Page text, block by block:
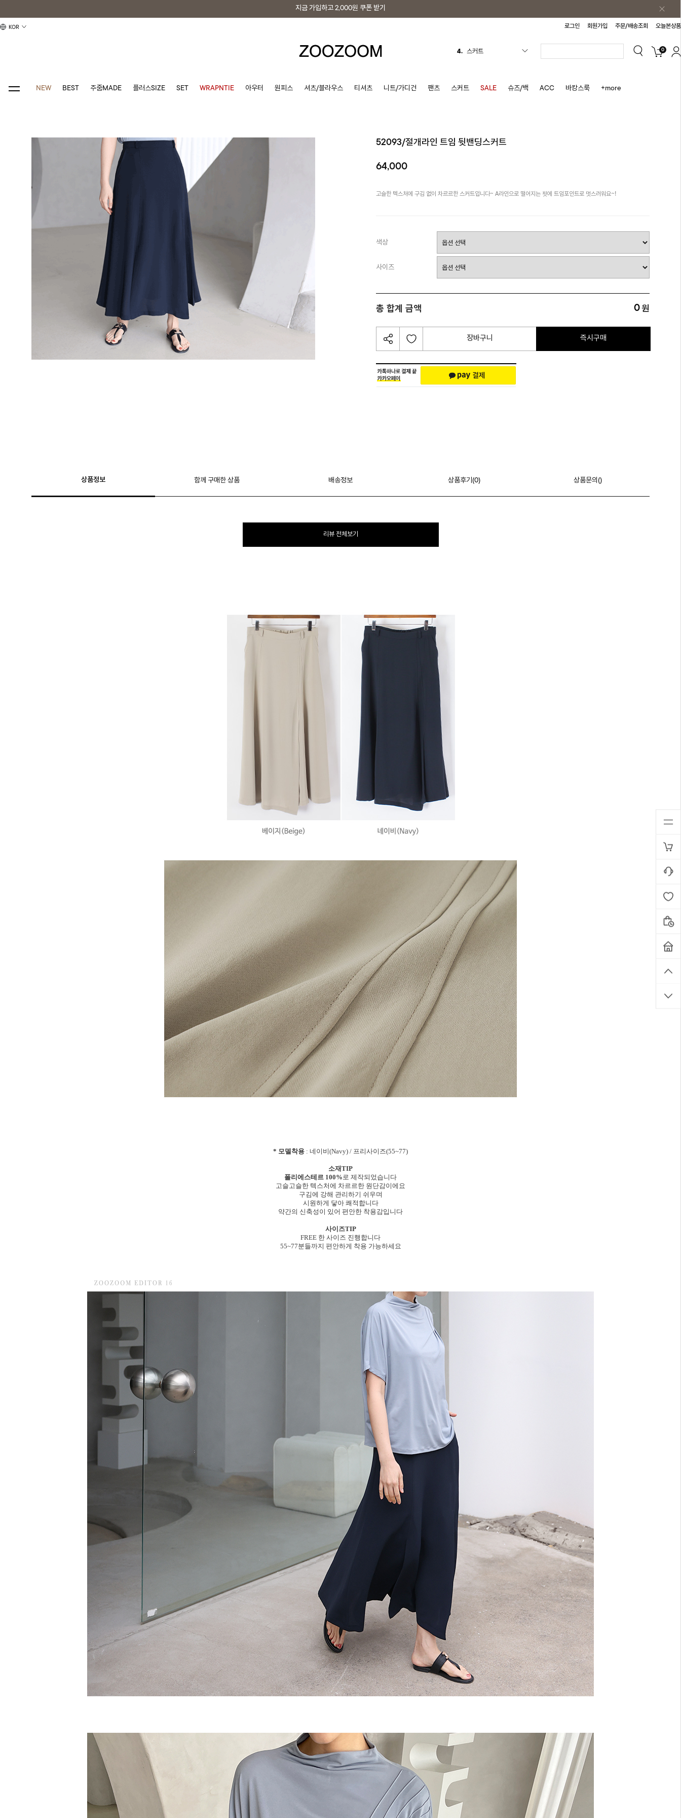
지금 가입하고 2,000원 쿠폰 받기
KOR 로그인 회원가입 주문/배송조회 오늘본상품
4. 스커트
6.
10. 바스락원피스
3. 나시
0
NEW BEST 주줌MADE 플러스SIZE SET WRAPNTIE 아우터 원피스 셔츠/블라우스 티셔츠 니트/가디건 팬츠 스커트 SALE 슈즈/백 ACC 바캉스룩 +more
52093/절개라인 트임 뒷밴딩스커트
64,000
고슬한 텍스처에 구김 없이 차르르한 스커트입니다~ A라인으로 떨어지는 핏에 트임포인트로 멋스러워요~!
색상
사이즈
총 합계 금액 0원
장바구니 즉시구매
상품정보 함께 구매한 상품 배송정보 상품후기(0) 상품문의()
리뷰 전체보기
* 모델착용 : 네이비(Navy) / 프리사이즈(55~77)
소재TIP
폴리에스테르 100%로 제작되었습니다
고슬고슬한 텍스처에 차르르한 원단감이에요
구김에 강해 관리하기 쉬우며
시원하게 닿아 쾌적합니다
약간의 신축성이 있어 편안한 착용감입니다
사이즈TIP
FREE 한 사이즈 진행합니다
55~77분들까지 편안하게 착용 가능하세요